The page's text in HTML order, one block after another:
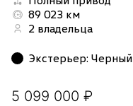
89 023 км
2 владельца
Экстерьер: Черный
5 099 000 ₽